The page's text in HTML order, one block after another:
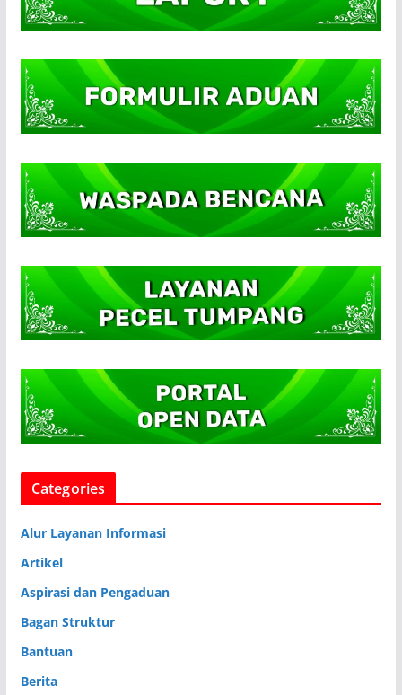
Categories
Alur Layanan Informasi
Artikel
Aspirasi dan Pengaduan
Bagan Struktur
Bantuan
Berita